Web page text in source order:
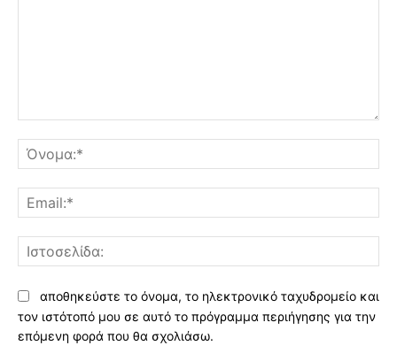
αποθηκεύστε το όνομα, το ηλεκτρονικό ταχυδρομείο και
τον ιστότοπό μου σε αυτό το πρόγραμμα περιήγησης για την
επόμενη φορά που θα σχολιάσω.